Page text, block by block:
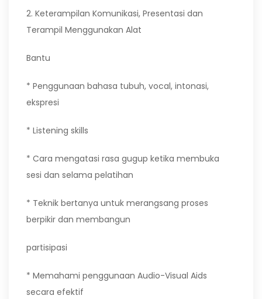
2. Keterampilan Komunikasi, Presentasi dan
Terampil Menggunakan Alat
Bantu
* Penggunaan bahasa tubuh, vocal, intonasi,
ekspresi
* Listening skills
* Cara mengatasi rasa gugup ketika membuka
sesi dan selama pelatihan
* Teknik bertanya untuk merangsang proses
berpikir dan membangun
partisipasi
* Memahami penggunaan Audio-Visual Aids
secara efektif